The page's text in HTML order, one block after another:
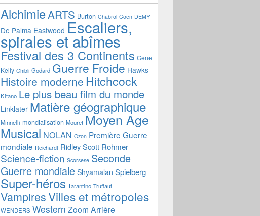
AlchimieARTS Burton Chabrol Coen DEMY
De Palma Eastwood Escaliers,
spirales et abîmes
Festival des 3 Continents Gene
Kelly Ghibli Godard Guerre Froide Hawks
Histoire moderne Hitchcock
Kitano Le plus beau film du monde
Linklater Matière géographique
Minnelli mondialisation Mouret Moyen Age
Musical NOLAN Ozon Première Guerre
mondiale Reichardt Ridley Scott Rohmer
Science-fiction Scorsese Seconde
Guerre mondiale Shyamalan Spielberg
Super-héros Tarantino Truffaut
VampiresVilles et métropoles
WENDERS Western Zoom Arrière